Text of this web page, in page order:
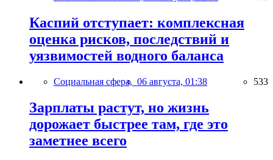
Каспий отступает: комплексная
оценка рисков, последствий и
уязвимостей водного баланса
Социальная сфера, 06 августа, 01:38 533
Зарплаты растут, но жизнь
дорожает быстрее там, где это
заметнее всего